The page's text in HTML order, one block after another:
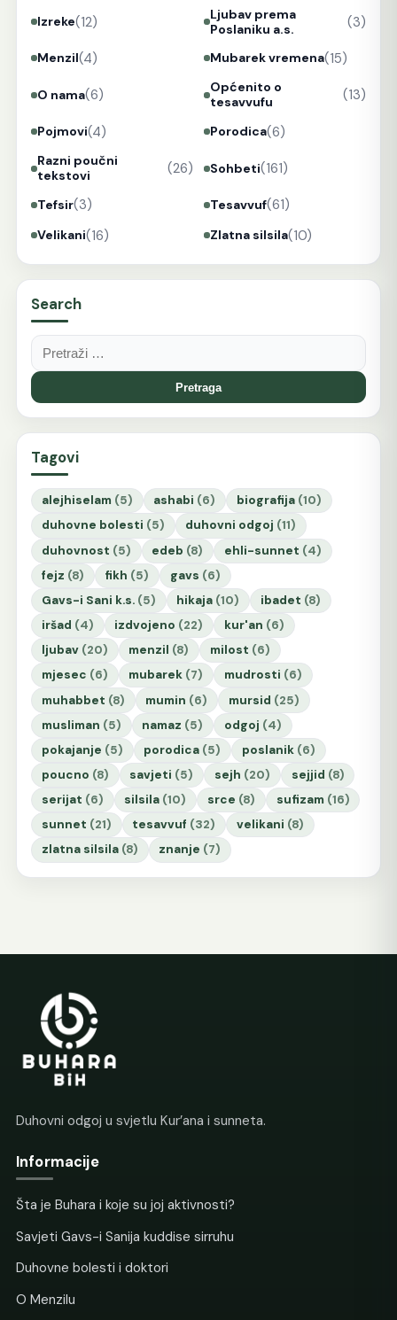
Izreke(12)
Ljubav prema
Poslaniku a.s.
(3)
Menzil(4) Mubarek vremena(15)
O nama(6)
Općenito o
tesavvufu
(13)
Pojmovi(4) Porodica(6)
Razni poučni
tekstovi
(26) Sohbeti(161)
Tefsir(3) Tesavvuf(61)
Velikani(16) Zlatna silsila(10)
Search
Pretraga:
Tagovi
alejhiselam (5) ashabi (6) biografija (10)
duhovne bolesti (5) duhovni odgoj (11)
duhovnost (5) edeb (8) ehli-sunnet (4)
fejz (8) fikh (5) gavs (6)
Gavs-i Sani k.s. (5) hikaja (10) ibadet (8)
iršad (4) izdvojeno (22) kur'an (6)
ljubav (20) menzil (8) milost (6)
mjesec (6) mubarek (7) mudrosti (6)
muhabbet (8) mumin (6) mursid (25)
musliman (5) namaz (5) odgoj (4)
pokajanje (5) porodica (5) poslanik (6)
poucno (8) savjeti (5) sejh (20) sejjid (8)
serijat (6) silsila (10) srce (8) sufizam (16)
sunnet (21) tesavvuf (32) velikani (8)
zlatna silsila (8) znanje (7)
Duhovni odgoj u svjetlu Kur’ana i sunneta.
Informacije
Šta je Buhara i koje su joj aktivnosti?
Savjeti Gavs-i Sanija kuddise sirruhu
Duhovne bolesti i doktori
O Menzilu